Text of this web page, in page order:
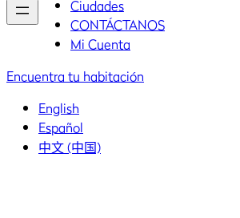
Ciudades
CONTÁCTANOS
Mi Cuenta
Encuentra tu habitación
English
Español
中文 (中国)